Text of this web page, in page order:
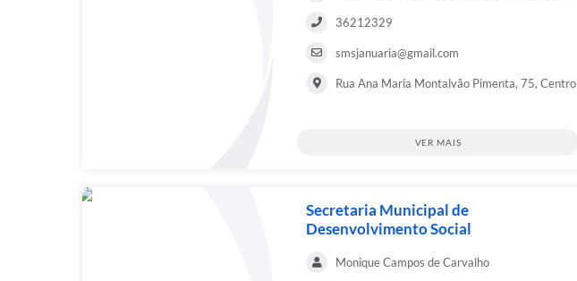
36212329
smsjanuaria@gmail.com
Rua Ana Maria Montalvão Pimenta, 75, Centro
VER MAIS
Secretaria Municipal de
Desenvolvimento Social
Monique Campos de Carvalho